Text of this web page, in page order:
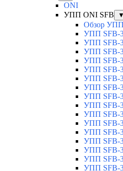
ONI
УПП ONI SFB
▼
Обзор
УПП SFB-
УПП SFB-
УПП SFB-
УПП SFB-
УПП SFB-
УПП SFB-
УПП SFB-
УПП SFB-
УПП SFB-
УПП SFB-
УПП SFB-
УПП SFB-
УПП SFB-
УПП SFB-
УПП SFB-
УПП SFB-